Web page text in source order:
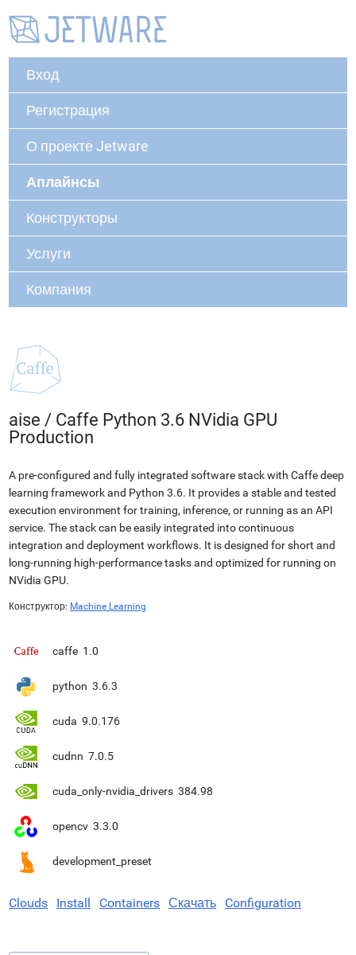
Вход
Регистрация
О проекте Jetware
Аплайнсы
Конструкторы
Услуги
Компания
aise / Caffe Python 3.6 NVidia GPU
Production
A pre-configured and fully integrated software stack with Caffe deep
learning framework and Python 3.6. It provides a stable and tested
execution environment for training, inference, or running as an API
service. The stack can be easily integrated into continuous
integration and deployment workflows. It is designed for short and
long-running high-performance tasks and optimized for running on
NVidia GPU.
Конструктор: Machine Learning
caffe 1.0
python 3.6.3
cuda 9.0.176
cudnn 7.0.5
cuda_only-nvidia_drivers 384.98
opencv 3.3.0
development_preset
Clouds Install Containers Скачать Configuration